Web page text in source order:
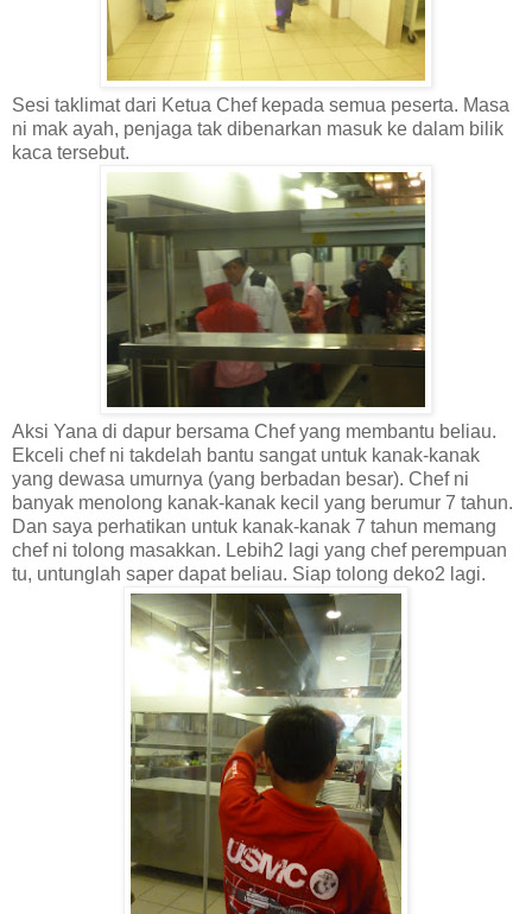
Sesi taklimat dari Ketua Chef kepada semua peserta. Masa
ni mak ayah, penjaga tak dibenarkan masuk ke dalam bilik
kaca tersebut.
Aksi Yana di dapur bersama Chef yang membantu beliau.
Ekceli chef ni takdelah bantu sangat untuk kanak-kanak
yang dewasa umurnya (yang berbadan besar). Chef ni
banyak menolong kanak-kanak kecil yang berumur 7 tahun.
Dan saya perhatikan untuk kanak-kanak 7 tahun memang
chef ni tolong masakkan. Lebih2 lagi yang chef perempuan
tu, untunglah saper dapat beliau. Siap tolong deko2 lagi.